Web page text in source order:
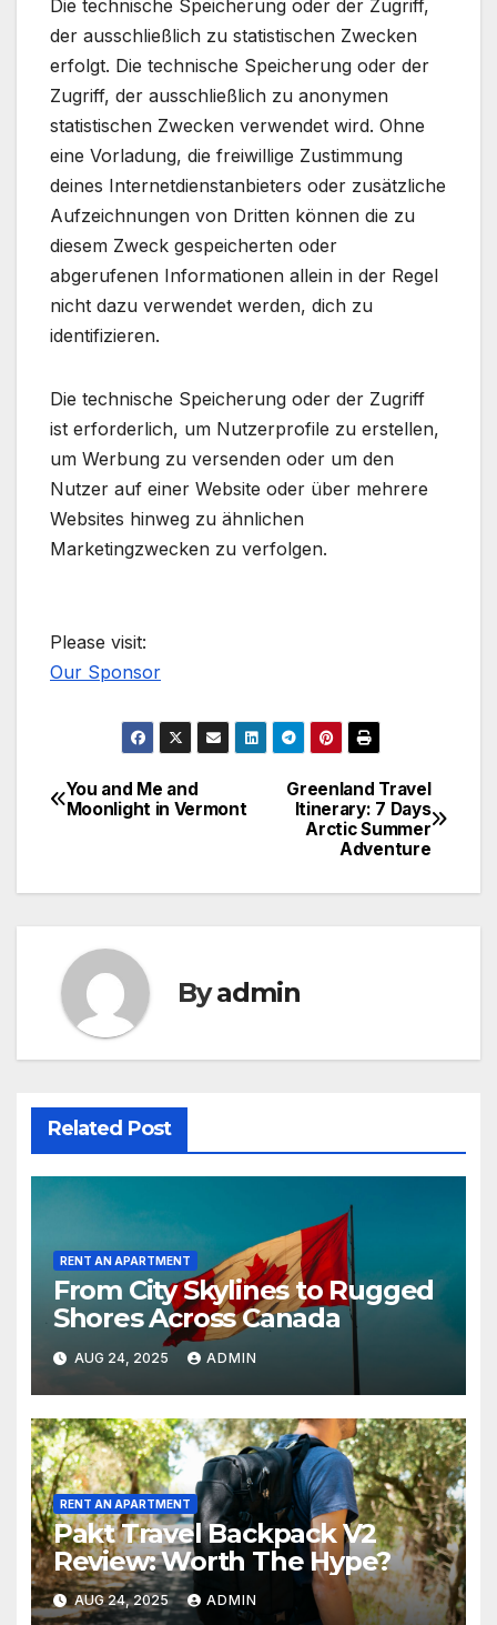
Die technische Speicherung oder der Zugriff,
der ausschließlich zu statistischen Zwecken
erfolgt. Die technische Speicherung oder der
Zugriff, der ausschließlich zu anonymen
statistischen Zwecken verwendet wird. Ohne
eine Vorladung, die freiwillige Zustimmung
deines Internetdienstanbieters oder zusätzliche
Aufzeichnungen von Dritten können die zu
diesem Zweck gespeicherten oder
abgerufenen Informationen allein in der Regel
nicht dazu verwendet werden, dich zu
identifizieren.
Die technische Speicherung oder der Zugriff
ist erforderlich, um Nutzerprofile zu erstellen,
um Werbung zu versenden oder um den
Nutzer auf einer Website oder über mehrere
Websites hinweg zu ähnlichen
Marketingzwecken zu verfolgen.
Please visit:
Our Sponsor
Post
Greenland Travel
Itinerary: 7 Days
Arctic Summer
Adventure
You and Me and
Moonlight in Vermont
Byadmin
Related Post
RENT AN APARTMENT
From City Skylines to Rugged
Shores Across Canada
AUG 24, 2025 ADMIN
RENT AN APARTMENT
Pakt Travel Backpack V2
Review: Worth The Hype?
AUG 24, 2025 ADMIN